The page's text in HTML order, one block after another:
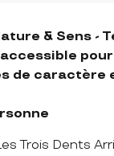
& Sens -
de
Trois Dents